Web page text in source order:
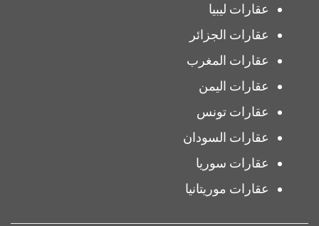
عقارات ليبيا
عقارات الجزائر
عقارات المغرب
عقارات اليمن
عقارات تونس
عقارات السودان
عقارات سوريا
عقارات موريتانيا